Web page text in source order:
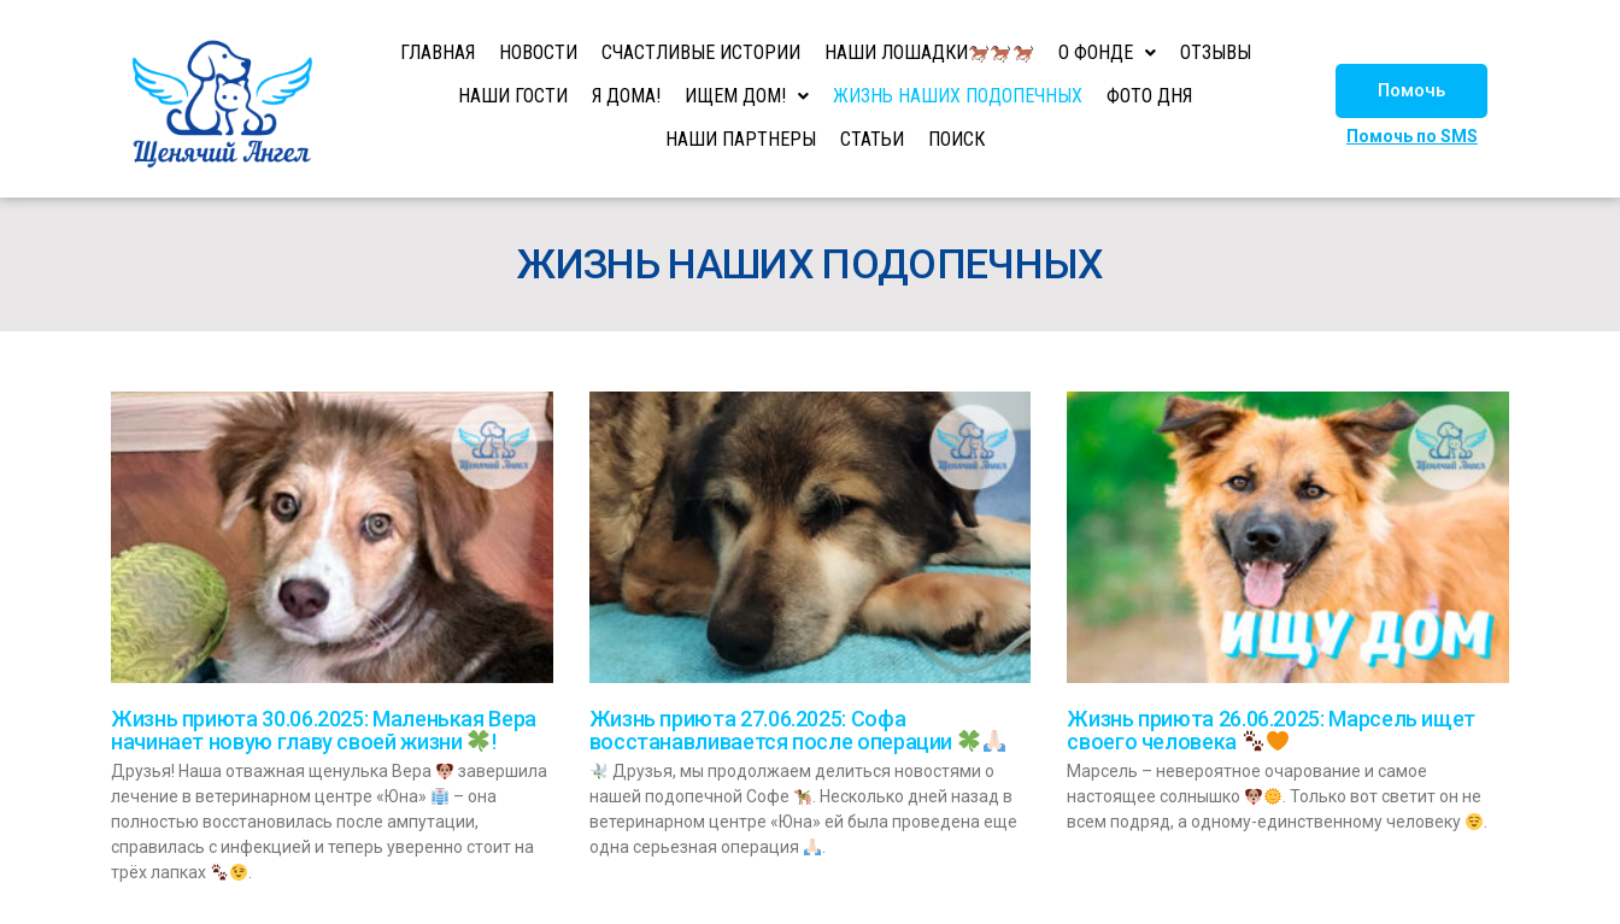
ГЛАВНАЯ НОВОСТИ СЧАСТЛИВЫЕ ИСТОРИИ НАШИ ЛОШАДКИ О ФОНДЕ
ОТЗЫВЫ
НАШИ ГОСТИ
Я ДОМА! ИЩЕМ ДОМ! ЖИЗНЬ НАШИХ ПОДОПЕЧНЫХ
ФОТО ДНЯ
НАШИ ПАРТНЕРЫ
СТАТЬИ ПОИСК
Помочь
Помочь по SMS
ЖИЗНЬ НАШИХ ПОДОПЕЧНЫХ
Жизнь приюта 30.06.2025: Маленькая Вера
начинает новую главу своей жизни
!
Друзья! Наша отважная щенулька Вера
завершила
лечение в ветеринарном центре «Юна»
– она
полностью восстановилась после ампутации,
справилась с инфекцией и теперь уверенно стоит на
трёх лапках
Жизнь приюта 27.06.2025: Софа
восстанавливается после операции
Друзья, мы продолжаем делиться новостями о
нашей подопечной Софе
. Несколько дней назад в
ветеринарном центре «Юна» ей была проведена еще
одна серьезная операция
Жизнь приюта 26.06.2025: Марсель ищет
своего человека
Марсель – невероятное очарование и самое
настоящее солнышко
. Только вот светит он не
всем подряд, а одному-единственному человеку